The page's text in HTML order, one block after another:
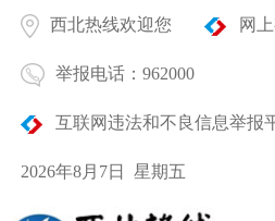
西北热线欢迎您 网
举报电话：962000
互联网违法和不良信息举报
2026年8月7日 星期五